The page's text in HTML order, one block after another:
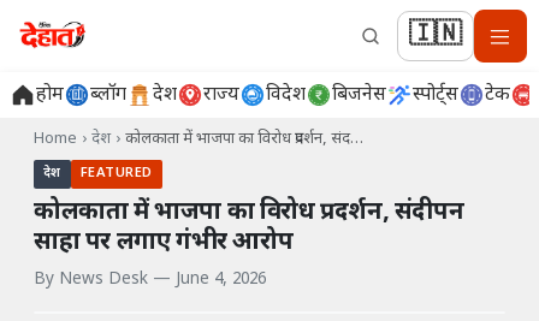
🇮🇳
होम ब्लॉग देश राज्य विदेश बिजनेस स्पोर्ट्स टेक
Home › देश › कोलकाता में भाजपा का विरोध प्रदर्शन, संद…
देश FEATURED
कोलकाता में भाजपा का विरोध प्रदर्शन, संदीपन
साहा पर लगाए गंभीर आरोप
By News Desk — June 4, 2026